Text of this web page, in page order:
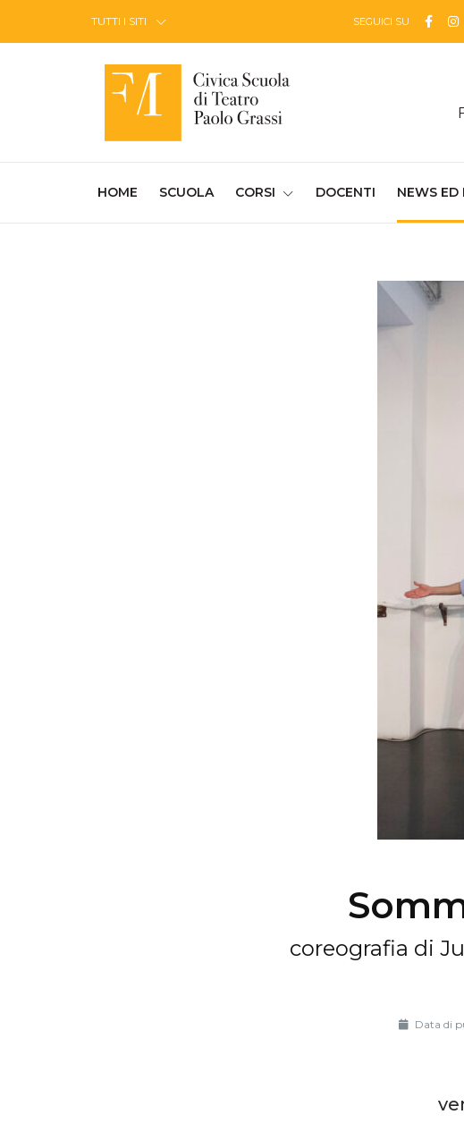
TUTTI I SITI SEGUICI SU
HOME (CURRENT)
SCUOLA CORSI DOCENTI NEWS ED
coreografia di
Data di